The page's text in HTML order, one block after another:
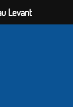
Levant